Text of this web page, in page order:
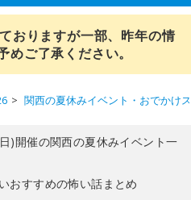
おりますが一部、昨年の情
めご了承ください。
関西の夏休みイベント・おでかけ
)開催の関西の夏休みイベント一
おすすめの怖い話まとめ